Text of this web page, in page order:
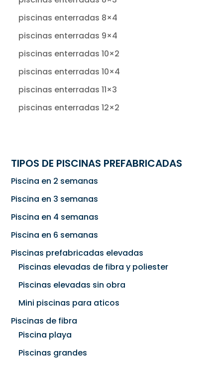
piscinas enterradas 8×4
piscinas enterradas 9×4
piscinas enterradas 10×2
piscinas enterradas 10×4
piscinas enterradas 11×3
piscinas enterradas 12×2
TIPOS DE PISCINAS PREFABRICADAS
Piscina en 2 semanas
Piscina en 3 semanas
Piscina en 4 semanas
Piscina en 6 semanas
Piscinas prefabricadas elevadas
Piscinas elevadas de fibra y poliester
Piscinas elevadas sin obra
Mini piscinas para aticos
Piscinas de fibra
Piscina playa
Piscinas grandes